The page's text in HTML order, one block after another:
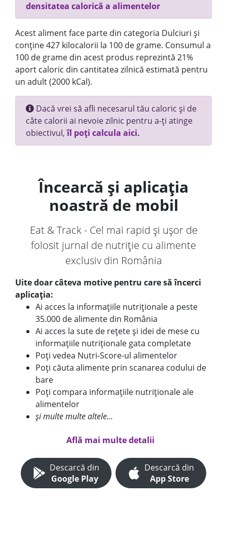
densitatea calorică a alimentelor
Acest aliment face parte din categoria Dulciuri și
conține 427 kilocalorii la 100 de grame. Consumul a
100 de grame din acest produs reprezintă 21%
aport caloric din cantitatea zilnică estimată pentru
un adult (2000 kCal).
Dacă vrei să afli necesarul tău caloric și de
câte calorii ai nevoie zilnic pentru a-ți atinge
obiectivul,îl poți calcula aici.
Încearcă și aplicația
noastră de mobil
Eat & Track - Cel mai rapid și ușor de
folosit jurnal de nutriție cu alimente
exclusiv din România
Uite doar câteva motive pentru care să încerci
aplicația:
Ai acces la informațiile nutriționale a peste
35.000 de alimente din România
Ai acces la sute de rețete și idei de mese cu
informațiile nutriționale gata completate
Poți vedea Nutri-Score-ul alimentelor
Poți căuta alimente prin scanarea codului de
bare
Poți compara informațiile nutriționale ale
alimentelor
și multe multe altele...
Află mai multe detalii
Descarcă din
Google Play
Descarcă din
App Store